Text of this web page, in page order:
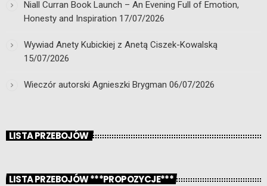
Niall Curran Book Launch – An Evening Full of Emotion,
Honesty and Inspiration 17/07/2026
Wywiad Anety Kubickiej z Anetą Ciszek-Kowalską
15/07/2026
Wieczór autorski Agnieszki Brygman 06/07/2026
LISTA PRZEBOJÓW
LISTA PRZEBOJÓW ***PROPOZYCJE***